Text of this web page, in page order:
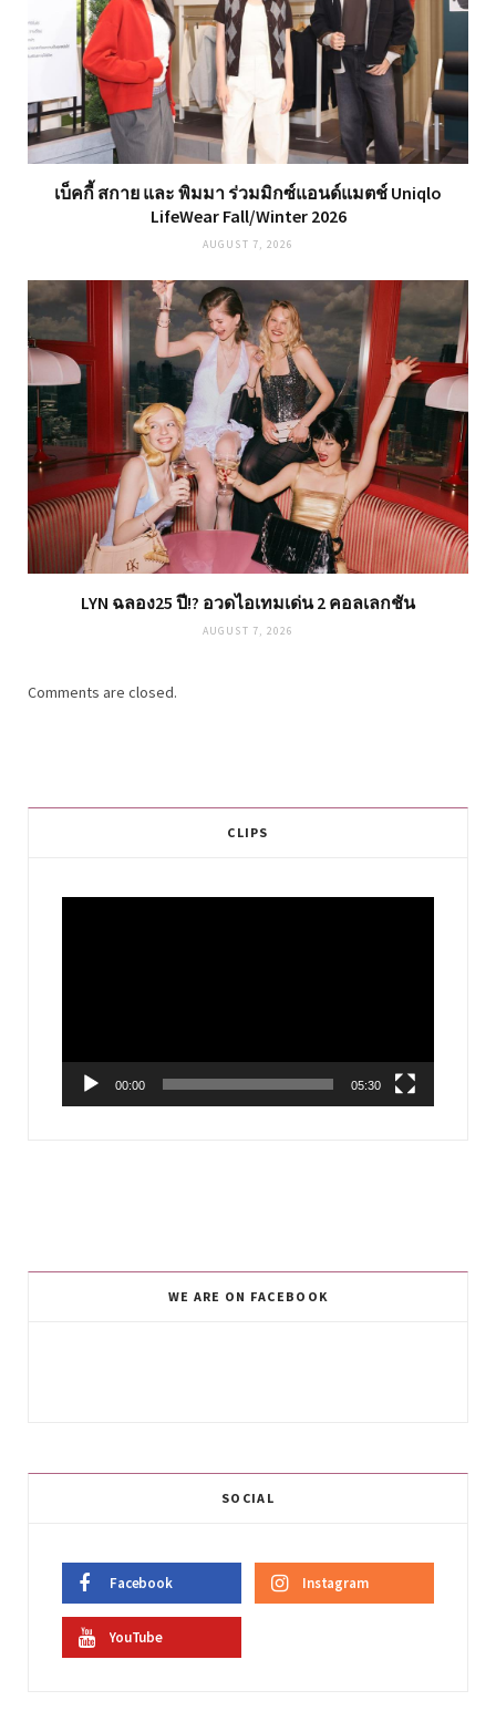
เบ็คกี้ สกาย และ พิมมา ร่วมมิกซ์แอนด์แมตช์ Uniqlo
LifeWear Fall/Winter 2026
AUGUST 7, 2026
LYN ฉลอง25 ปี!? อวดไอเทมเด่น 2 คอลเลกชัน
AUGUST 7, 2026
Comments are closed.
CLIPS
00:00 05:30
WE ARE ON FACEBOOK
SOCIAL
Facebook Instagram
YouTube